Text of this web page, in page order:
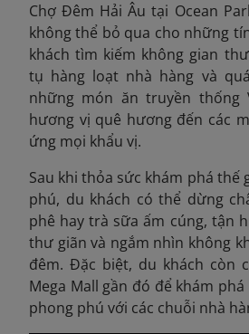
Chợ Đêm Hải Âu tại Ocean
không thể bỏ qua cho những
khách tìm kiếm không gian
tụ hàng loạt nhà hàng và
những món ăn truyền thống
hương vị quê hương đến các
ứng mọi khẩu vị.
Sau khi thỏa sức khám phá thế
phú, du khách có thể dừng
phê hay trà sữa ấm cúng, tận
thư giãn và ngắm nhìn không
đêm. Đặc biệt, du khách còn
Mega Mall gần đó để khám
phong phú với các chuỗi nhà